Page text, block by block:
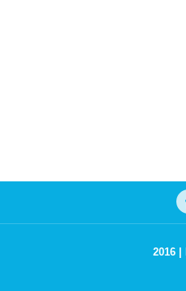
2016 |